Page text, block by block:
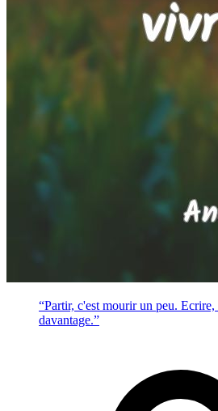
“Partir, c'est mourir un peu.
davantage.”